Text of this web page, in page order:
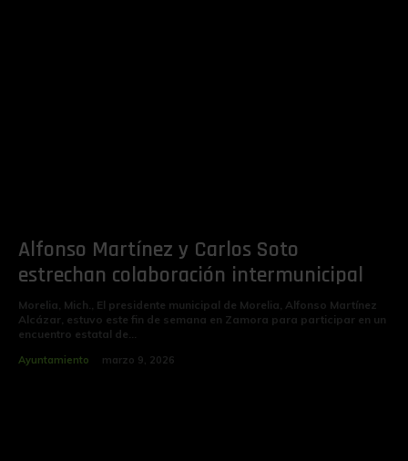
Alfonso Martínez y Carlos Soto
estrechan colaboración intermunicipal
Morelia, Mich., El presidente municipal de Morelia, Alfonso Martínez
Alcázar, estuvo este fin de semana en Zamora para participar en un
encuentro estatal de...
Ayuntamiento marzo 9, 2026